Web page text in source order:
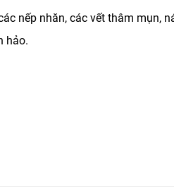
nếp nhăn, các vết thâm mụn,
hảo.